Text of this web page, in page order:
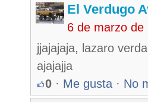
El Verdugo
6 de marzo de
jjajajaja, lazaro
ajajajja
0 · Me gusta · No